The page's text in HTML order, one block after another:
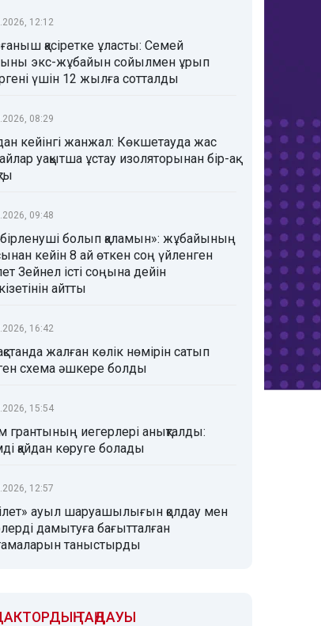
12:12
қасіретке ұласты: Семей
экс-жұбайын сойылмен ұрып
үшін 12 жылға сотталды
08:29
кейінгі жанжал: Көкшетауда жас
уақытша ұстау изоляторынан бір-ақ
09:48
болып қаламын»: жұбайының
кейін 8 ай өткен соң үйленген
Зейнел істі соңына дейін
айтты
16:42
жалған көлік нөмірін сатып
схема әшкере болды
15:54
грантының иегерлері анықталды:
қайдан көруге болады
12:57
ауыл шаруашылығын қолдау мен
дамытуға бағытталған
таныстырды
ТАҢДАУЫ